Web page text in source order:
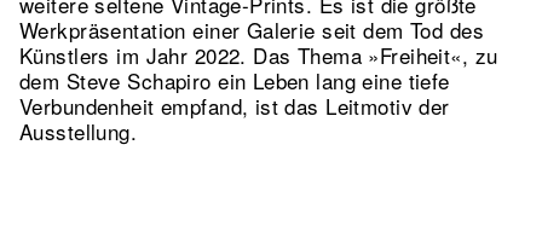
Werkpräsentation einer Galerie seit dem Tod des
Künstlers im Jahr 2022. Das Thema »Freiheit«, zu
dem Steve Schapiro ein Leben lang eine tiefe
Verbundenheit empfand, ist das Leitmotiv der
Ausstellung.